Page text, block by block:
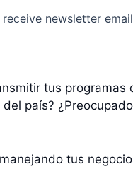
newsletter
tus
país?
tus